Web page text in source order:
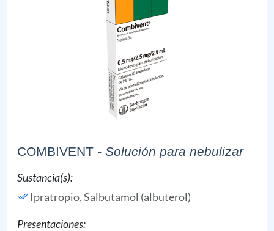
COMBIVENT - Solución para nebulizar
Sustancia(s):
Ipratropio,Salbutamol (albuterol)
Presentaciones: